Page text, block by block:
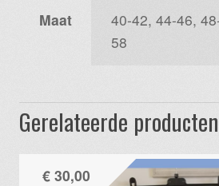
Maat
40-42, 44-46,
58
Gerelateerde producten
€30,00